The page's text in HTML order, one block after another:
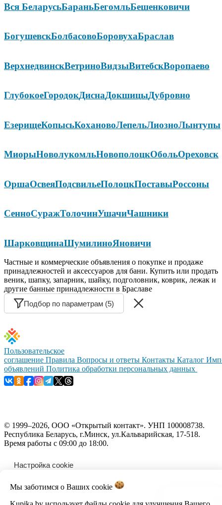
Вся БеларусьБараньБегомльБешенковичи
БогушевскБолбасовоБоровухаБраслав
ВерхнедвинскВетриноВидзыВитебскВоропаево
ГлубокоеГородокДиснаДокшицыДубровно
ЕзерищеКопысьКохановоЛепельЛиозноЛынтупы
МиорыНоволукомльНовополоцкОбольОреховск
ОршаОсвеяПодсвильеПолоцкПоставыРоссоны
СенноСуражТолочинУшачиЧашники
ШарковщинаШумилиноЯновичи
Частные и коммерческие объявления о покупке и продаже
принадлежностей и аксессуаров для бани. Купить или продать
веник, шапку, запарник, шайку, подголовник, коврик, лежак и
другие банные принадлежности в Браславе
Подбор по параметрам (5)
Мы заботимся о Ваших cookie
Пользовательское
соглашение Правила Вопросы и ответы Контакты Каталог
объявлений Политика обработки персональных данных
© 1999–2026, ООО «Открытый контакт». УНП 100008738.
Республика Беларусь, г.Минск, ул.Кальварийская, 17-518.
Время работы с 09:00 до 18:00.
Настройка cookie